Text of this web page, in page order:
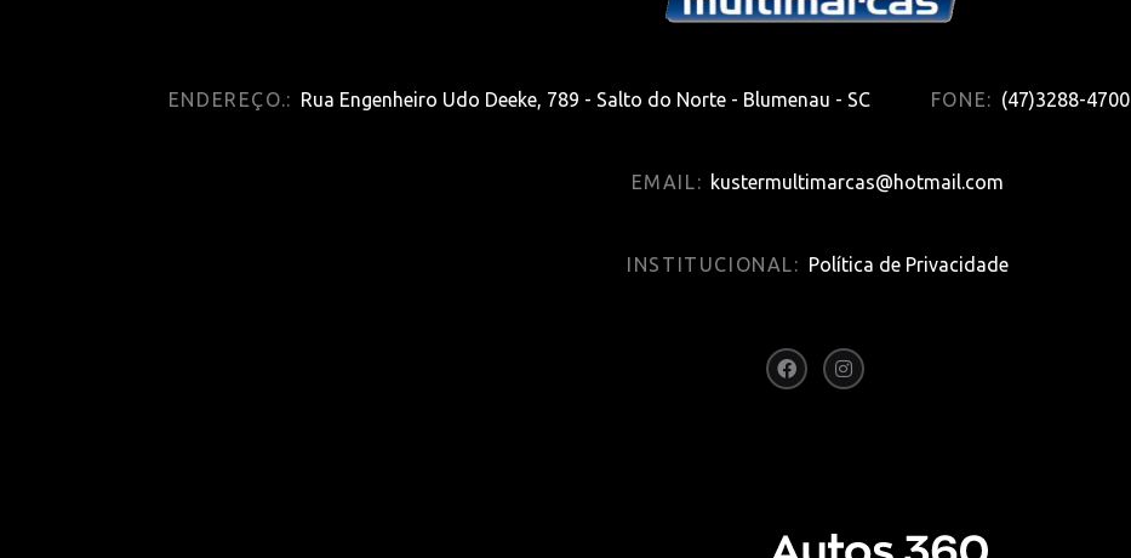
ENDEREÇO.: Rua Engenheiro Udo Deeke, 789 - Salto do Norte - Blumenau - SC FONE: (47)3288-4700
EMAIL: kustermultimarcas@hotmail.com
INSTITUCIONAL: Política de Privacidade